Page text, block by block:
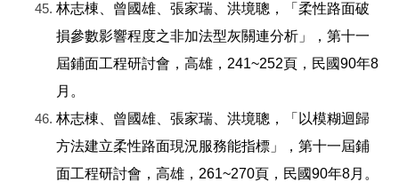
林志棟、曾國雄、張家瑞、洪境聰，「柔性路面破
損參數影響程度之非加法型灰關連分析」，第十一
屆鋪面工程研討會，高雄，241~252頁，民國90年8
月。
林志棟、曾國雄、張家瑞、洪境聰，「以模糊迴歸
方法建立柔性路面現況服務能指標」，第十一屆鋪
面工程研討會，高雄，261~270頁，民國90年8月。